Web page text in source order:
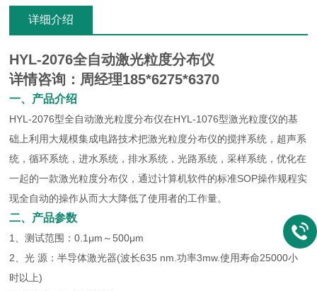
详细介绍
HYL-2076全自动激光粒度分布仪
详情咨询：周经理185*6275*6370
一、产品介绍
HYL-2076型全自动激光粒度分布仪在HYL-1076型激光粒度仪的基
础上利用大规模集成电路技术把激光粒度分布仪的搅拌系统，超声系
统，循环系统，进水系统，排水系统，光路系统，采样系统，优化在
一起的一款激光粒度分布仪，通过计算机软件的标准SOP操作规程实
现全自动的操作从而大大降低了使用者的工作量。
二、产品参数
1、测试范围：0.1μm～500μm
2、光 源：半导体激光器(波长635 nm.功率3mw.使用寿命25000小
时以上)